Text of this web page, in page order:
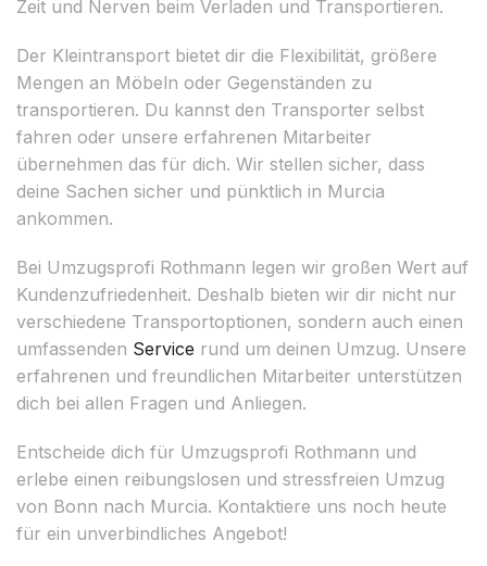
Zeit und Nerven beim Verladen und Transportieren.
Der Kleintransport bietet dir die Flexibilität, größere
Mengen an Möbeln oder Gegenständen zu
transportieren. Du kannst den Transporter selbst
fahren oder unsere erfahrenen Mitarbeiter
übernehmen das für dich. Wir stellen sicher, dass
deine Sachen sicher und pünktlich in Murcia
ankommen.
Bei Umzugsprofi Rothmann legen wir großen Wert auf
Kundenzufriedenheit. Deshalb bieten wir dir nicht nur
verschiedene Transportoptionen, sondern auch einen
umfassenden Service rund um deinen Umzug. Unsere
erfahrenen und freundlichen Mitarbeiter unterstützen
dich bei allen Fragen und Anliegen.
Entscheide dich für Umzugsprofi Rothmann und
erlebe einen reibungslosen und stressfreien Umzug
von Bonn nach Murcia. Kontaktiere uns noch heute
für ein unverbindliches Angebot!